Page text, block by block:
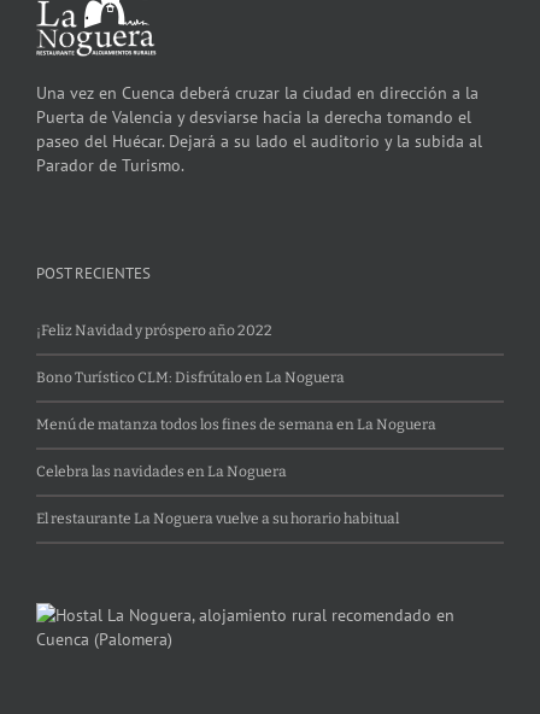
Una vez en Cuenca deberá cruzar la ciudad en dirección a la
Puerta de Valencia y desviarse hacia la derecha tomando el
paseo del Huécar. Dejará a su lado el auditorio y la subida al
Parador de Turismo.
POST RECIENTES
¡Feliz Navidad y próspero año 2022
Bono Turístico CLM: Disfrútalo en La Noguera
Menú de matanza todos los fines de semana en La Noguera
Celebra las navidades en La Noguera
El restaurante La Noguera vuelve a su horario habitual